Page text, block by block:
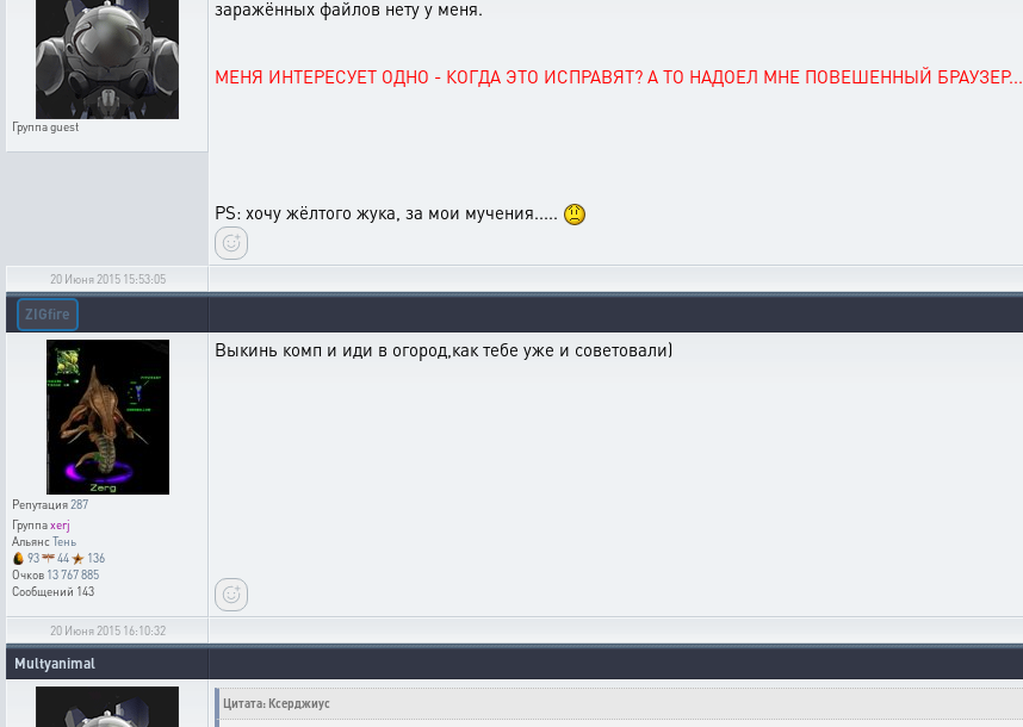
Группаguest
заражённых файлов нету у меня.
МЕНЯ ИНТЕРЕСУЕТ ОДНО - КОГДА ЭТО ИСПРАВЯТ? А ТО НАДОЕЛ МНЕ ПОВЕШЕННЫЙ БРАУЗЕР...
PS: хочу жёлтого жука, за мои мучения.....
20 Июня 2015 15:53:05
ZIGfire
Репутация287
Группаxerj
АльянсТень
93
44
136
Очков 13 767 885
Сообщений 143
Выкинь комп и иди в огород,как тебе уже и советовали)
20 Июня 2015 16:10:32
Multyanimal
Цитата: Ксерджиус